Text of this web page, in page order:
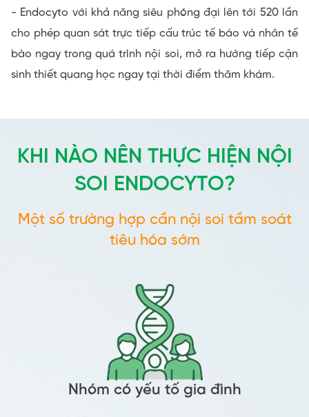
- Endocyto với khả năng siêu phóng đại lên tới 520 lần
cho phép quan sát trực tiếp cấu trúc tế bào và nhân tế
bào ngay trong quá trình nội soi, mở ra hướng tiếp cận
sinh thiết quang học ngay tại thời điểm thăm khám.
KHI NÀO NÊN THỰC HIỆN NỘI
SOI ENDOCYTO?
Một số trường hợp cần nội soi tầm soát
tiêu hóa sớm
Nhóm có yếu tố gia đình